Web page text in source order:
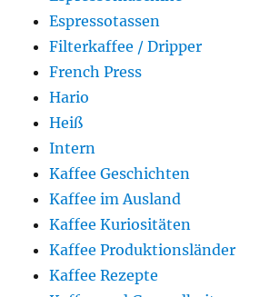
Espressotassen
Filterkaffee / Dripper
French Press
Hario
Heiß
Intern
Kaffee Geschichten
Kaffee im Ausland
Kaffee Kuriositäten
Kaffee Produktionsländer
Kaffee Rezepte